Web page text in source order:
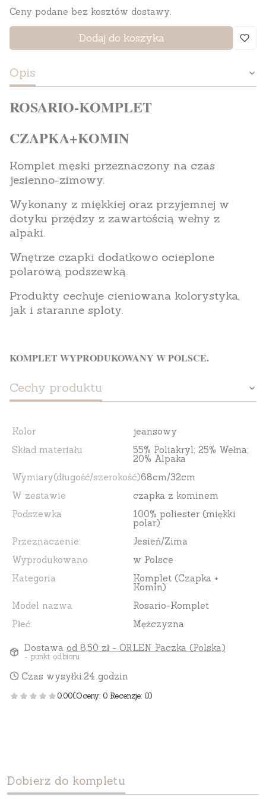
Ceny podane bez kosztów dostawy.
Dodaj do koszyka
Opis
ROSARIO-KOMPLET
CZAPKA+KOMIN
Komplet męski przeznaczony na czas
jesienno-zimowy.
Wykonany z miękkiej oraz przyjemnej w
dotyku przędzy z zawartością wełny z
alpaki.
Wnętrze czapki dodatkowo ocieplone
polarową podszewką.
Produkty cechuje cieniowana kolorystyka,
jak i staranne sploty.
KOMPLET WYPRODUKOWANY W POLSCE.
Cechy produktu
Kolor
jeansowy
Skład materiału
55% Poliakryl; 25% Wełna;
20% Alpaka
Wymiary(długość/szerokość)68cm/32cm
W zestawie
czapka z kominem
Podszewka
100% poliester (miękki
polar)
Przeznaczenie:
Jesień/Zima
Wyprodukowano
w Polsce
Kategoria
Komplet (Czapka +
Komin)
Model nazwa
Rosario-Komplet
Płeć:
Mężczyzna
Dostawa od 8,50 zł - ORLEN Paczka (Polska)
- punkt odbioru
Czas wysyłki:24 godzin
0.00(Oceny: 0 Recenzje: 0)
Dobierz do kompletu